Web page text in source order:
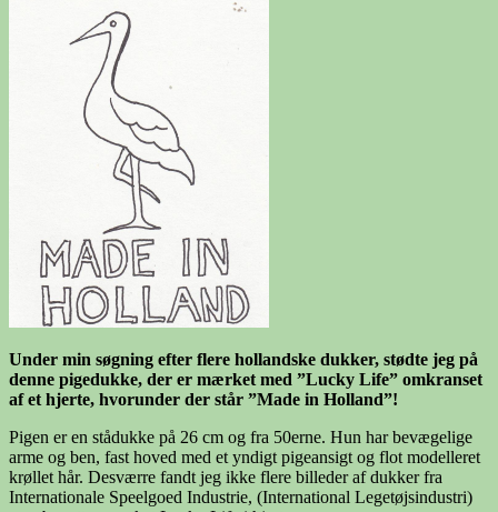
Under min søgning efter flere hollandske dukker, stødte jeg på
denne pigedukke, der er mærket med ”Lucky Life” omkranset
af et hjerte, hvorunder der står ”Made in Holland”!
Pigen er en stådukke på 26 cm og fra 50erne. Hun har bevægelige
arme og ben, fast hoved med et yndigt pigeansigt og flot modelleret
krøllet hår. Desværre fandt jeg ikke flere billeder af dukker fra
Internationale Speelgoed Industrie, (International Legetøjsindustri)